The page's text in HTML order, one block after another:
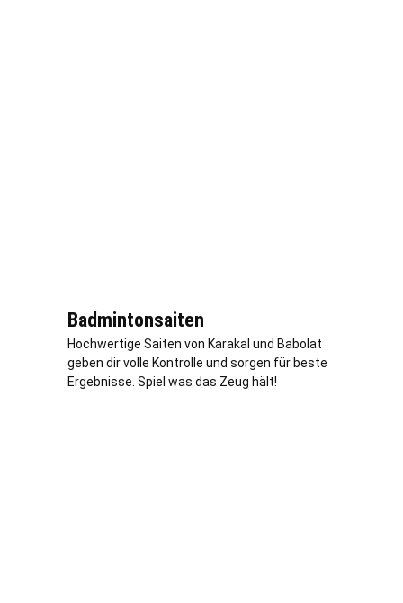
Badmintonsaiten
Hochwertige Saiten von Karakal und Babolat
geben dir volle Kontrolle und sorgen für beste
Ergebnisse. Spiel was das Zeug hält!